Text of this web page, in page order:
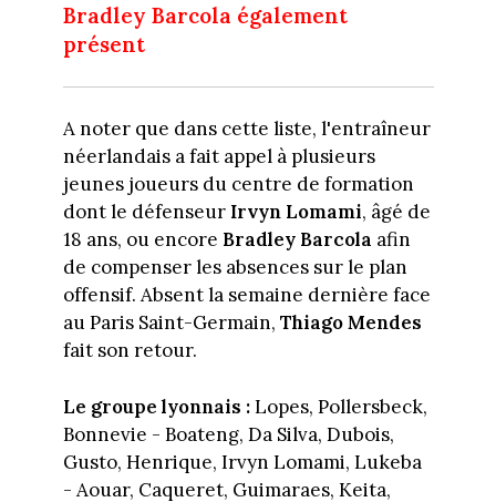
Bradley Barcola également
présent
A noter que dans cette liste, l'entraîneur
néerlandais a fait appel à plusieurs
jeunes joueurs du centre de formation
dont le défenseur Irvyn Lomami, âgé de
18 ans, ou encore Bradley Barcola afin
de compenser les absences sur le plan
offensif. Absent la semaine dernière face
au Paris Saint-Germain, Thiago Mendes
fait son retour.
Le groupe lyonnais :Lopes, Pollersbeck,
Bonnevie - Boateng, Da Silva, Dubois,
Gusto, Henrique, Irvyn Lomami, Lukeba
- Aouar, Caqueret, Guimaraes, Keita,